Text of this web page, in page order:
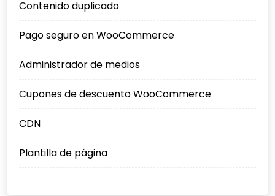
Contenido duplicado
Pago seguro en WooCommerce
Administrador de medios
Cupones de descuento WooCommerce
CDN
Plantilla de página